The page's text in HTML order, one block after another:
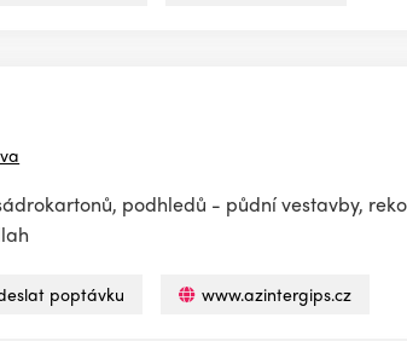
podhledů - půdní vestavby,
poptávku www.azintergips.cz